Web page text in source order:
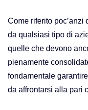
Come riferito poc’anzi
da qualsiasi tipo di
quelle che devono
pienamente
fondamentale
da affrontarsi alla pari